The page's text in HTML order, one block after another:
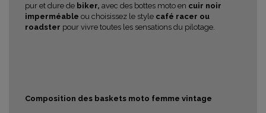
pur et dure de biker, avec des bottes moto en cuir noir
imperméable ou choisissez le style café racer ou
roadster pour vivre toutes les sensations du pilotage.
Composition des baskets moto femme vintage